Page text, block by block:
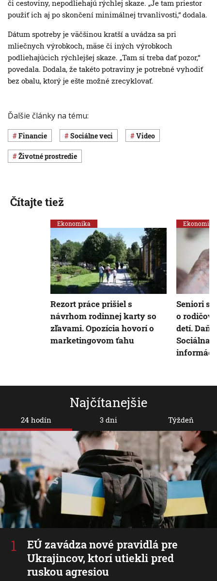
či cestoviny, nepodliehajú rýchlej skaze. „Je tam priestor
použiť ich aj po skončení minimálnej trvanlivosti,“ dodala.
Dátum spotreby je väčšinou kratší a uvádza sa pri
mliečnych výrobkoch, mäse či iných výrobkoch
podliehajúcich rýchlejšej skaze. „Tam si treba dať pozor,“
povedala. Dodala, že takéto potraviny je potrebné vyhodiť
bez obalu, ktorý je ešte možné zrecyklovať.
Ďalšie články na tému:
Financie Sociálne veci Video
Životné prostredie
Najčítanejšie
24 hodín
EÚ zavádza nové pravidlá pre
Ukrajincov, ktorí utiekli pred
ruskou agresiou
3 dni Týždeň
Čítajte tiež
Ekonomika
Rezort práce prišiel s
návrhom rodinnej karty so
zľavami. Opozícia hovorí o
marketingovom ťahu
Ekonomika
Seniori
o
detí.
Sociálna